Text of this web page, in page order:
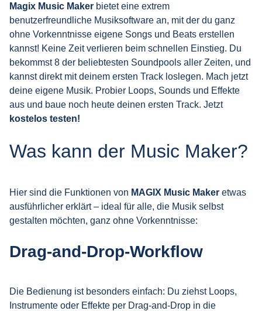
Magix Music Maker bietet eine extrem
benutzerfreundliche Musiksoftware an, mit der du ganz
ohne Vorkenntnisse eigene Songs und Beats erstellen
kannst! Keine Zeit verlieren beim schnellen Einstieg. Du
bekommst 8 der beliebtesten Soundpools aller Zeiten, und
kannst direkt mit deinem ersten Track loslegen. Mach jetzt
deine eigene Musik. Probier Loops, Sounds und Effekte
aus und baue noch heute deinen ersten Track. Jetzt
kostelos testen!
Was kann der Music Maker?
Hier sind die Funktionen von MAGIX Music Maker etwas
ausführlicher erklärt – ideal für alle, die Musik selbst
gestalten möchten, ganz ohne Vorkenntnisse:
Drag-and-Drop-Workflow
Die Bedienung ist besonders einfach: Du ziehst Loops,
Instrumente oder Effekte per Drag-and-Drop in die